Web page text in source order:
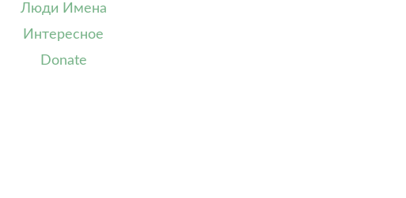
Люди Имена
Интересное
Donate